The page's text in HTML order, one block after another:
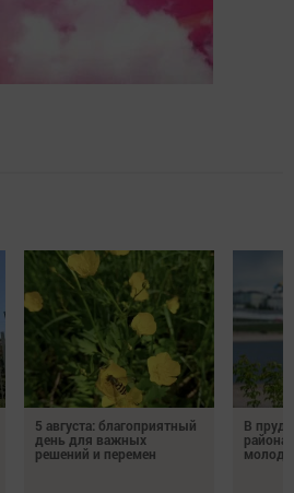
5 августа: благоприятный
день для важных
решений и перемен
В
района